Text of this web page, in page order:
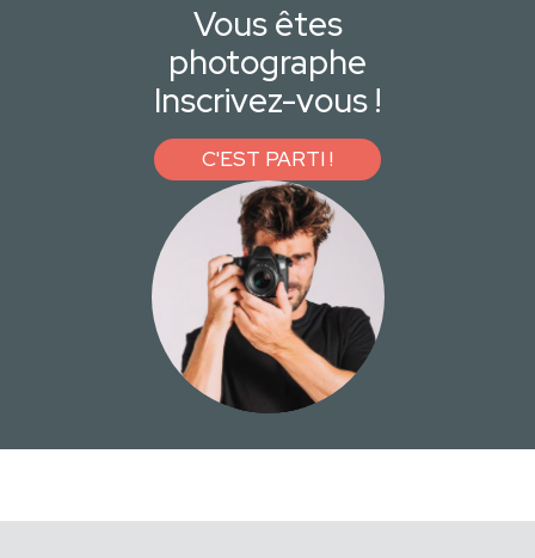
Vous êtes
photographe
Inscrivez-vous !
C'EST PARTI !